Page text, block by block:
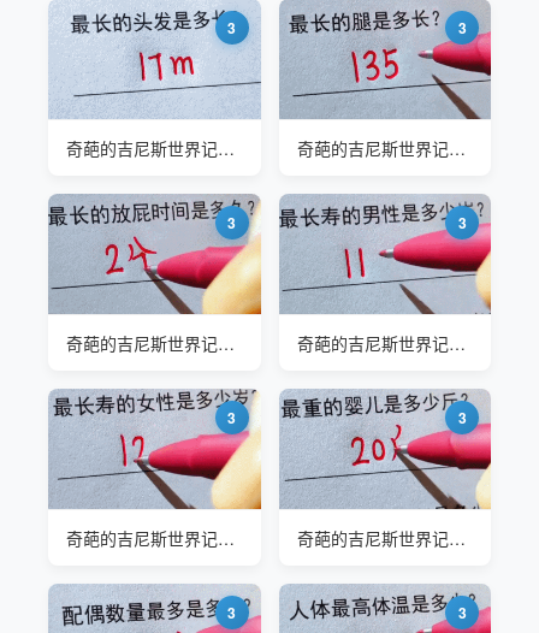
3
奇葩的吉尼斯世界记录#最长的头发是多长
3
奇葩的吉尼斯世界记录#最长的腿是多长
3
奇葩的吉尼斯世界记录#最长放屁时间是多久
3
奇葩的吉尼斯世界记录#最长寿的男性是多少岁
3
奇葩的吉尼斯世界记录#最长寿的女性是多少岁
3
奇葩的吉尼斯世界记录#最重的婴儿是多少斤
3 3